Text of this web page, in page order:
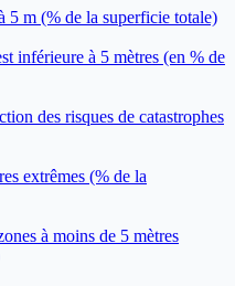
5 m (% de la superficie totale)
inférieure à 5 mètres (en % de
des risques de catastrophes
extrêmes (% de la
à moins de 5 mètres